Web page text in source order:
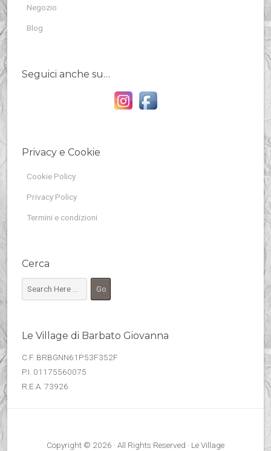
Negozio
Blog
Seguici anche su…
Privacy e Cookie
Cookie Policy
Privacy Policy
Termini e condizioni
Cerca
Le Village di Barbato Giovanna
C.F. BRBGNN61P53F352F
P.I. 01175560075
R.E.A. 73926
Copyright © 2026 · All Rights Reserved · Le Village